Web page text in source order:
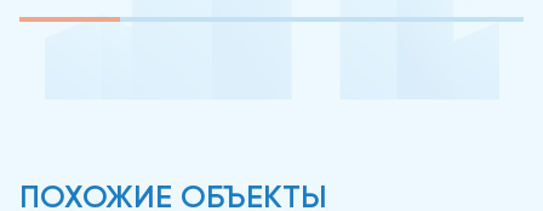
ПОХОЖИЕ ОБЪЕКТЫ